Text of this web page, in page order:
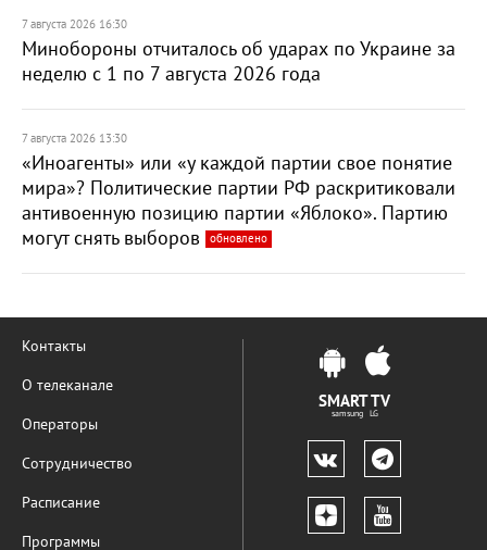
7 августа 2026 16:30
Минобороны отчиталось об ударах по Украине за
неделю с 1 по 7 августа 2026 года
7 августа 2026 13:30
«Иноагенты» или «у каждой партии свое понятие
мира»? Политические партии РФ раскритиковали
антивоенную позицию партии «Яблоко». Партию
могут снять выборов
обновлено
Контакты
О телеканале
Операторы
Сотрудничество
Расписание
Программы
SMART TV
samsung LG